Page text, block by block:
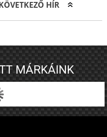
HÍR
MÁRKÁINK